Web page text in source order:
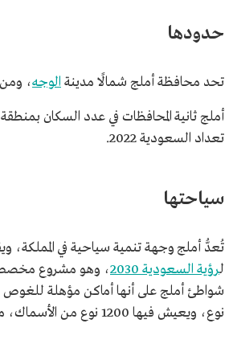
حدودها
تحد محافظة أملج شمالًا مدينة الوجه،
تعداد السعودية 2022.
سياحتها
تُعدُّ أملج وجهة تنمية سياحية في
لرؤية السعودية 2030
، وهو مشروع مخصص
شواطئ أملج على أنها أماكن مؤهلة
نوع، ويعيش فيها 1200 نوع من الأسماك، ما يجعلها وجهة لممارسي الغوص من داخل المملكة وخارجها.